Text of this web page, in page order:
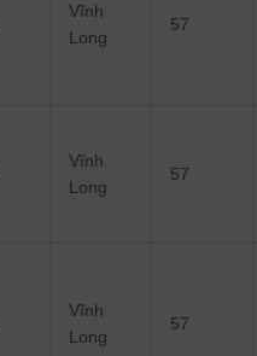
Vĩnh
Long
57
Vĩnh
Long
57
Vĩnh
Long
57